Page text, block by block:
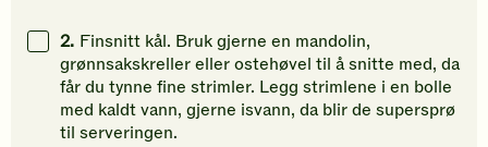
2. Finsnitt kål. Bruk gjerne en mandolin,
grønnsakskreller eller ostehøvel til å snitte med, da
får du tynne fine strimler. Legg strimlene i en bolle
med kaldt vann, gjerne isvann, da blir de supersprø
til serveringen.